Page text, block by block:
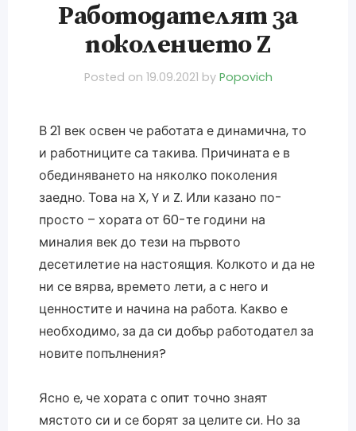
Работодателят за
поколението Z
Posted on 19.09.2021 by Popovich
В 21 век освен че работата е динамична, то
и работниците са такива. Причината е в
обединяването на няколко поколения
заедно. Това на X, Y и Z. Или казано по-
просто – хората от 60-те години на
миналия век до тези на първото
десетилетие на настоящия. Колкото и да не
ни се вярва, времето лети, а с него и
ценностите и начина на работа. Какво е
необходимо, за да си добър работодател за
новите попълнения?
Ясно е, че хората с опит точно знаят
мястото си и се борят за целите си. Но за